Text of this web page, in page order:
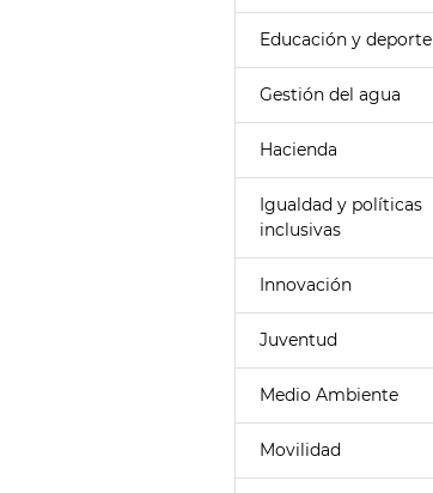
Educación y deporte
Gestión del agua
Hacienda
Igualdad y políticas
inclusivas
Innovación
Juventud
Medio Ambiente
Movilidad